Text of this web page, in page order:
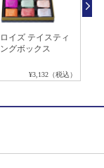
ロイズ テイスティ
ングボックス
¥3,132（税込）